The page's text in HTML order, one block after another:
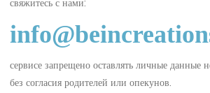
свяжитесь с нами:
сервисе запрещено оставлять личные данные
без согласия родителей или опекунов.